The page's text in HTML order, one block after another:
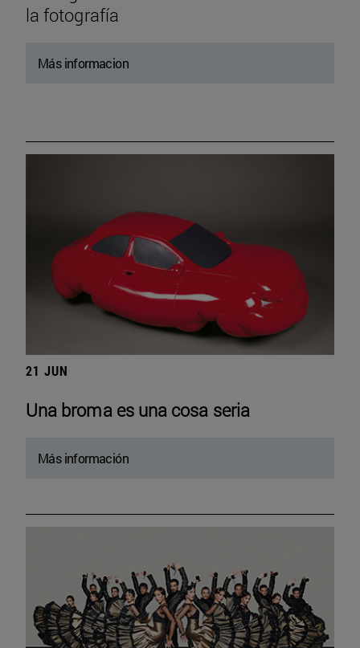
la fotografía
Más informacion
21 JUN
Una broma es una cosa seria
Más información